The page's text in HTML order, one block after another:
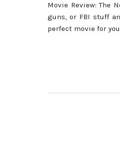
Movie Review: The
guns, or FBI stuff
perfect movie for